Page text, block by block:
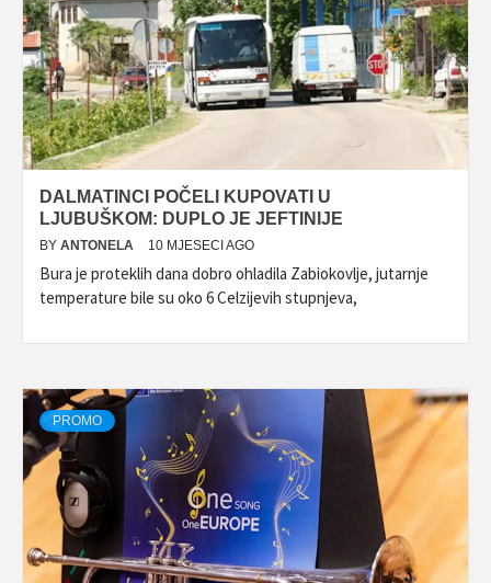
DALMATINCI POČELI KUPOVATI U
LJUBUŠKOM: DUPLO JE JEFTINIJE
BY ANTONELA 10 MJESECI AGO
Bura je proteklih dana dobro ohladila Zabiokovlje, jutarnje
temperature bile su oko 6 Celzijevih stupnjeva,
PROMO